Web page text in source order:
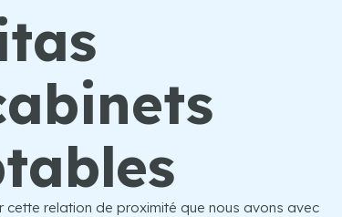
cette relation de proximité que nous avons avec